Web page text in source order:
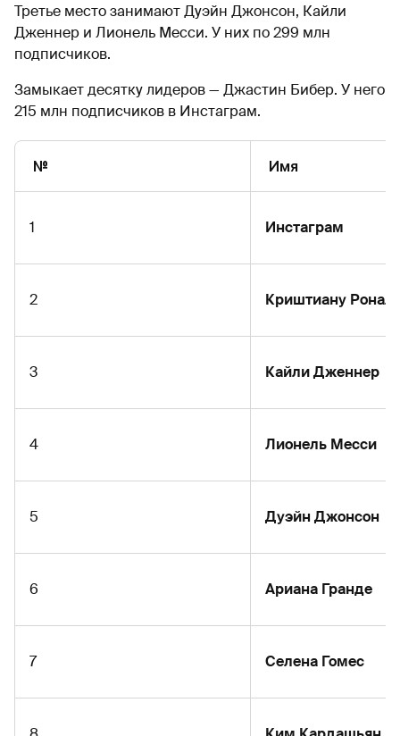
Третье место занимают Дуэйн Джонсон, Кайли
Дженнер и Лионель Месси. У них по 299 млн
подписчиков.
Замыкает десятку лидеров — Джастин Бибер. У него
215 млн подписчиков в Инстаграм.
№ Имя
1 Инстаграм
2 Криштиану
3 Кайли Дженнер
4 Лионель Месси
5 Дуэйн Джонсон
6 Ариана Гранде
7 Селена Гомес